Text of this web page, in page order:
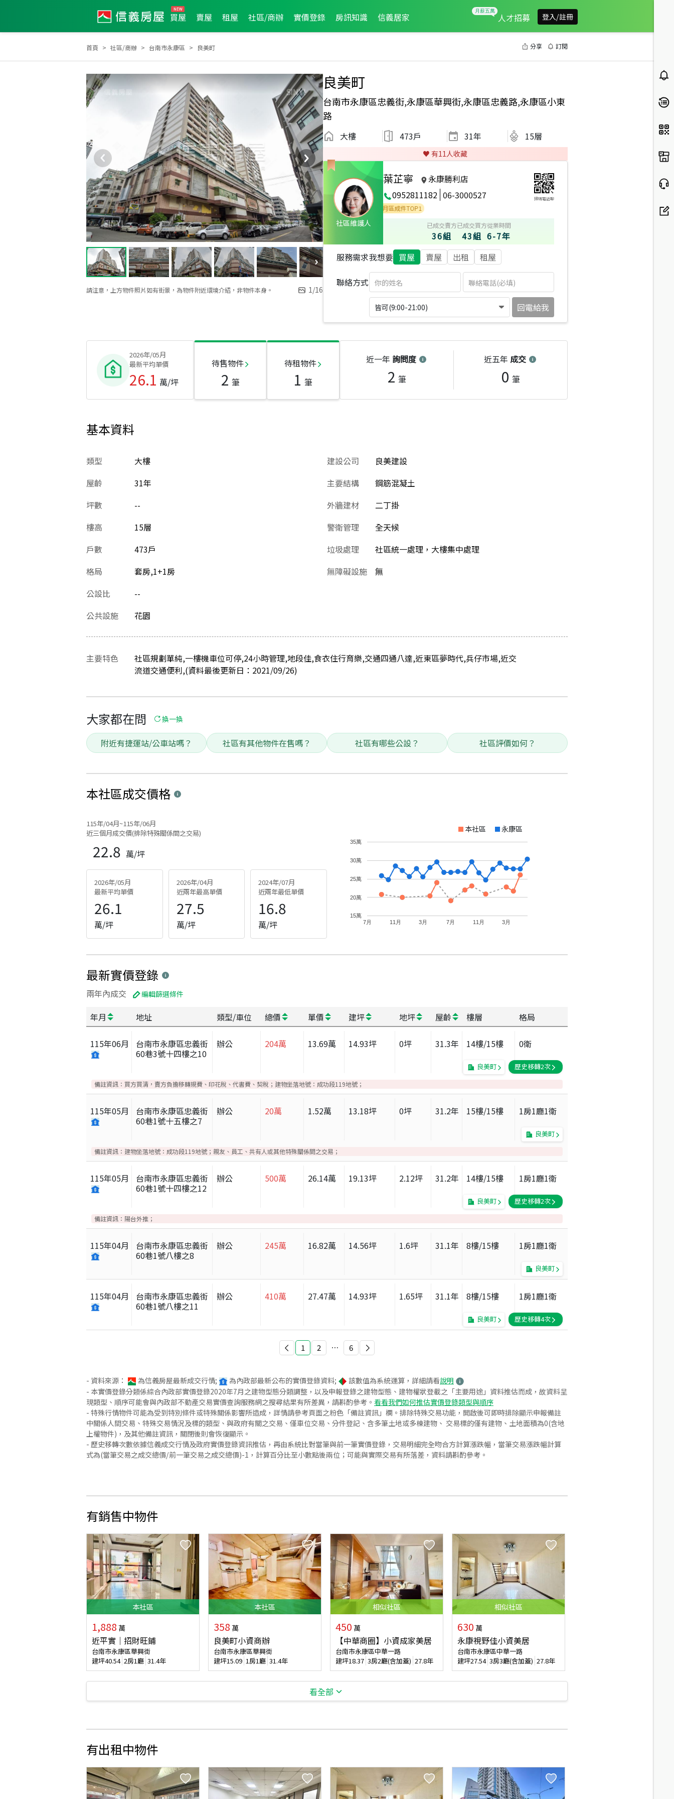
買屋 賣屋 租屋 社區/商辦 實價登錄 房訊知識 信義居家 人才招募 登入/註冊
首頁 社區/商辦 台南市永康區 良美町 分享 訂閱
請注意，上方物件照片如有街景，為物件附近環境介紹，非物件本身。 1/16
良美町
台南市永康區忠義街,永康區華興街,永康區忠義路,永康區小東
路
大樓 473戶 31年 15層
♥️ 有11人收藏
社區維護人
葉芷寧
永康勝利店
0952811182 06-3000527 掃碼電話聊
土地達人 2024年度服務品質獎 2025年第1季度服務品質獎 2026年2月區業績TOP3
2025年7月區成件TOP1
已成交賣方
36組
已成交買方
43組
從業時間
6-7年
服務需求我想要 買屋 賣屋 出租 租屋
聯絡方式
皆可(9:00-21:00) 回電給我
2026年/05月
最新平均單價
26.1 萬/坪
待售物件
2 筆
待租物件
1 筆
近一年 詢問度
2 筆
近五年 成交
0 筆
基本資料
類型
大樓
屋齡
31年
坪數
--
樓高
15層
戶數
473戶
格局
套房,1+1房
公設比
--
建設公司
良美建設
主要結構
鋼筋混凝土
外牆建材
二丁掛
警衛管理
全天候
垃圾處理
社區統一處理，大樓集中處理
無障礙設施
無
公共設施 花園
主要特色
社區規劃單純,一樓機車位可停,24小時管理,地段佳,食衣住行育樂,交通四通八達,近東區夢時代,兵仔市場,近交
流道交通便利,(資料最後更新日：2021/09/26)
大家都在問 換一換
附近有捷運站/公車站嗎？ 社區有其他物件在售嗎？ 社區有哪些公設？ 社區評價如何？
本社區成交價格
115年/04月~115年/06月
近三個月成交價(排除特殊關係間之交易)
22.8 萬/坪
2026年/05月
最新平均單價
26.1
萬/坪
2026年/04月
近兩年最高單價
27.5
萬/坪
2024年/07月
近兩年最低單價
16.8
萬/坪
本社區 永康區
7月 11月 3月 7月 11月 3月
15萬
20萬
25萬
30萬
35萬
最新實價登錄
兩年內成交 編輯篩選條件
年月 地址 類型/車位 總價 單價 建坪 地坪 屋齡 樓層 格局
115年06月
台南市永康區忠義街
60巷3號十四樓之10
辦公 204萬 13.69萬 14.93坪 0坪 31.3年 14樓/15樓 0衛
良美町 歷史移轉2次
備註資訊： 買方買清，賣方負擔移轉規費、印花稅、代書費、契稅；建物坐落地號：成功段119地號；
115年05月
台南市永康區忠義街
60巷1號十五樓之7
辦公 20萬 1.52萬 13.18坪 0坪 31.2年 15樓/15樓 1房1廳1衛
良美町
備註資訊： 建物坐落地號：成功段119地號；親友、員工、共有人或其他特殊關係間之交易；
115年05月
台南市永康區忠義街
60巷1號十四樓之12
辦公 500萬 26.14萬 19.13坪 2.12坪 31.2年 14樓/15樓 1房1廳1衛
良美町 歷史移轉2次
備註資訊： 陽台外推；
115年04月
台南市永康區忠義街
60巷1號八樓之8
辦公 245萬 16.82萬 14.56坪 1.6坪 31.1年 8樓/15樓 1房1廳1衛
良美町
115年04月
台南市永康區忠義街
60巷1號八樓之11
辦公 410萬 27.47萬 14.93坪 1.65坪 31.1年 8樓/15樓 1房1廳1衛
良美町 歷史移轉4次
1 2 ⋯ 6
- 資料來源： 為信義房屋最新成交行情; 為內政部最新公布的實價登錄資料; 該數值為系統運算，詳細請看說明
- 本實價登錄分類係綜合內政部實價登錄2020年7月之建物型態分類調整，以及申報登錄之建物型態、建物權狀登載之「主要用途」資料推估而成，故資料呈
現類型、順序可能會與內政部不動產交易實價查詢服務網之搜尋結果有所差異，請斟酌參考。 看看我們如何推估實價登錄類型與順序
- 特殊行情物件可能為受到特別條件或特殊關係影響所造成，詳情請參考頁面之粉色「備註資訊」欄。排除特殊交易功能，開啟後可即時排除顯示申報備註
中關係人間交易、特殊交易情況及標的類型、與政府有關之交易、僅車位交易、分件登記、含多筆土地或多棟建物、 交易標的僅有建物、土地面積為0(含地
上權物件)，及其他備註資訊，關閉後則會恢復顯示。
- 歷史移轉次數依據信義成交行情及政府實價登錄資訊推估，再由系統比對當筆與前一筆實價登錄，交易明細完全吻合方計算漲跌幅，當筆交易漲跌幅計算
式為(當筆交易之成交總價/前一筆交易之成交總價)-1，計算百分比至小數點後兩位；可能與實際交易有所落差，資料請斟酌參考。
有銷售中物件
本社區
1,888 萬
近平實｜招財旺鋪
台南市永康區華興街
建坪40.54 2房1廳 31.4年
本社區
358 萬
良美町小資商辦
台南市永康區華興街
建坪15.09 1房1廳 31.4年
相似社區
450 萬
【中華商圈】小資成家美居
台南市永康區中華一路
建坪18.37 3房2廳(含加蓋) 27.8年
相似社區
630 萬
永康視野佳小資美居
台南市永康區中華一路
建坪27.54 3房3廳(含加蓋) 27.8年
看全部
有出租中物件